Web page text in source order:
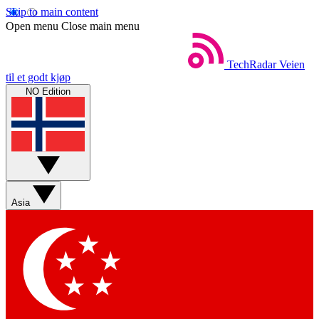
Skip to main content
Open menu Close main menu
TechRadar Veien
til et godt kjøp
NO Edition
Asia